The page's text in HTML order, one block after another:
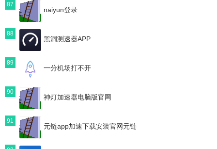
87
naiyun登录
88
黑洞测速器APP
89
一分机场打不开
90
神灯加速器电脑版官网
91
元链app加速下载安装官网元链